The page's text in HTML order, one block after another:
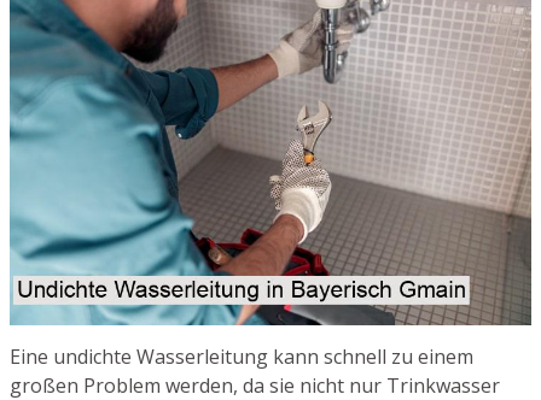
Eine undichte Wasserleitung kann schnell zu einem
großen Problem werden, da sie nicht nur Trinkwasser